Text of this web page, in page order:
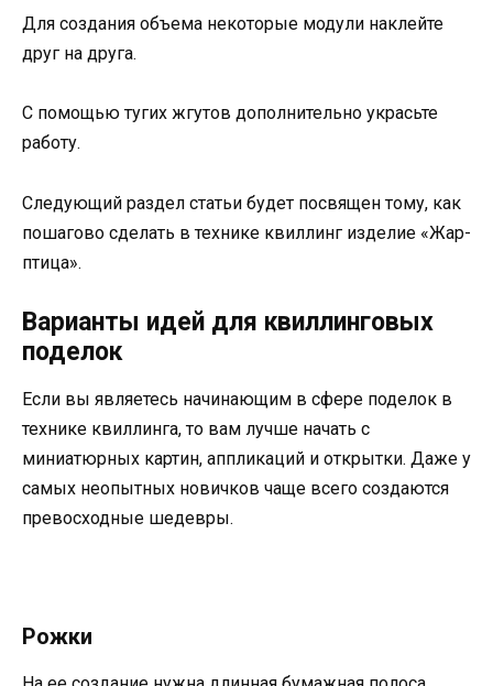
Для создания объема некоторые модули наклейте
друг на друга.
С помощью тугих жгутов дополнительно украсьте
работу.
Следующий раздел статьи будет посвящен тому, как
пошагово сделать в технике квиллинг изделие «Жар-
птица».
Варианты идей для квиллинговых
поделок
Если вы являетесь начинающим в сфере поделок в
технике квиллинга, то вам лучше начать с
миниатюрных картин, аппликаций и открытки. Даже у
самых неопытных новичков чаще всего создаются
превосходные шедевры.
Рожки